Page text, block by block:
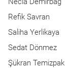
Refik Savran
Saliha Yerlikaya
Sedat Dönmez
Şükran Temizpak